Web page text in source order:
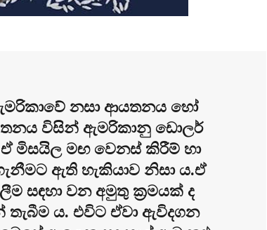
නසා ආයතනය හෝ
විසින් ඇමරිකානු ඩොලර්
මිසයිල මඟ වෙනස් කිරීම් හා
ඇති හැකියාව නිසා ය.ඒ
සඳහා වන අමුතු ක්‍රමයක් ද
තැබීම ය. එවිට ඒවා ඇවිදගන